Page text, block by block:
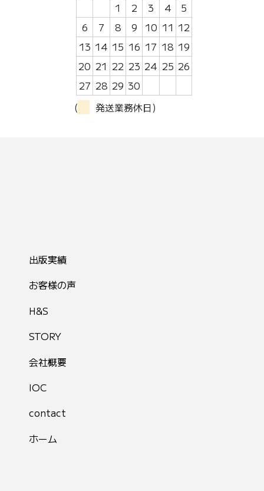
1
2 3 4
5
6
7 8 9 10 11 12
13 14 15 16 17 18 19
20 21 22 23 24 25 26
27 28 29 30
(
発送業務休日)
出版実績
お客様の声
H&S
STORY
会社概要
IOC
contact
ホーム